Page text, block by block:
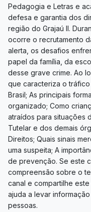
Pedagogia e Letras e
defesa e garantia dos
região do Grajaú II.
ocorre o recrutamento
alerta, os desafios
papel da família, da
desse grave crime. Ao
que caracteriza o
Brasil; As principais
organizado; Como
atraídos para situações
Tutelar e dos demais
Direitos; Quais sinais
uma suspeita; A
de prevenção. Se este
compreensão sobre o
canal e compartilhe
ajuda a levar
pessoas.